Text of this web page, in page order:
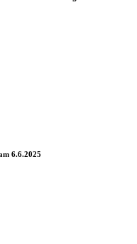
6.6.2025